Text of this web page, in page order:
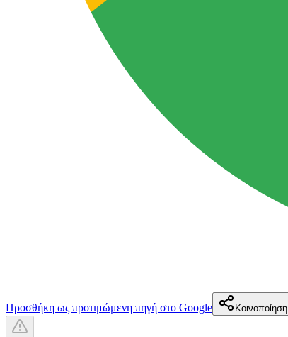
Προσθήκη ως προτιμώμενη πηγή στο Google Κοινοποίηση